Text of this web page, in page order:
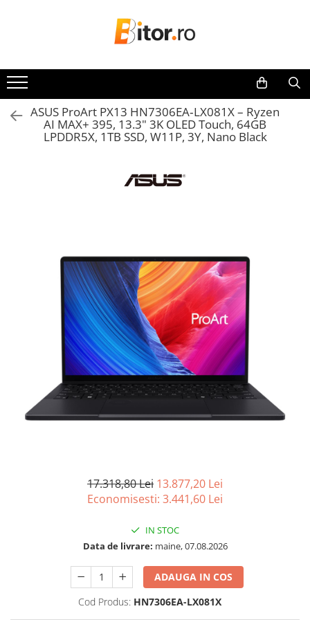
Laptop , PC, Tablete
Laptop-uri
Laptop-uri Gaming
Laptop-uri Workstation
Consumabile
Imprimante & Multifuncționale
Imprimanta Laser Color
Imprimanta Laser Mono
Imprimante Cerneală
Imprimante Matriciale
Multifuncțional Cerneală
Multifuncțional Laser Mono
Accesorii Imprimante & Scannere
Cerneală & Cap de Printare
Consumabile - toner
Imprimante Large Format Printer
Accesorii Large Format
ASUS ProArt PX13 HN7306EA‑LX081X – Ryzen
AI MAX+ 395, 13.3" 3K OLED Touch, 64GB
LPDDR5X, 1TB SSD, W11P, 3Y, Nano Black
17.318,80 Lei 13.877,20 Lei
Economisesti: 3.441,60 Lei
IN STOC
Data de livrare: maine, 07.08.2026
ADAUGA IN COS
Cod Produs: HN7306EA-LX081X